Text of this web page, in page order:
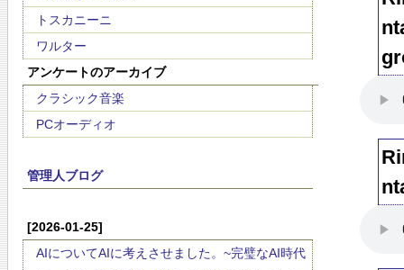
トスカニーニ
ワルター
アンケートのアーカイブ
クラシック音楽
PCオーディオ
管理人ブログ
[2026-01-25]
AIについてAIに考えさせました。~完璧なAI時代